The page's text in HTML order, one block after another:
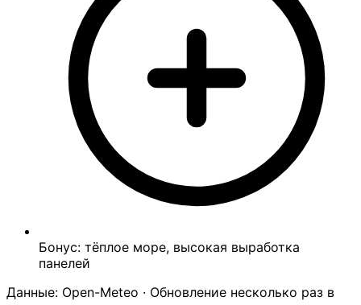
Бонус: тёплое море, высокая выработка
панелей
Данные: Open-Meteo · Обновление несколько раз в